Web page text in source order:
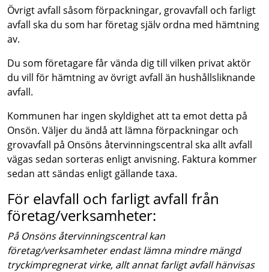
Övrigt avfall såsom förpackningar, grovavfall och farligt
avfall ska du som har företag själv ordna med hämtning
av.
Du som företagare får vända dig till vilken privat aktör
du vill för hämtning av övrigt avfall än hushållsliknande
avfall.
Kommunen har ingen skyldighet att ta emot detta på
Onsön. Väljer du ändå att lämna förpackningar och
grovavfall på Onsöns återvinningscentral ska allt avfall
vägas sedan sorteras enligt anvisning. Faktura kommer
sedan att sändas enligt gällande taxa.
För elavfall och farligt avfall från
företag/verksamheter:
På Onsöns återvinningscentral kan
företag/verksamheter endast lämna mindre mängd
tryckimpregnerat virke, allt annat farligt avfall hänvisas